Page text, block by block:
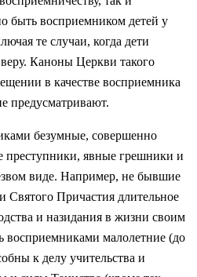
быть восприемником детей у
те случаи, когда дети
Каноны Церкви такого
в качестве восприемника
предусматривают.
безумные, совершенно
преступники, явные грешники и
виде. Например, не бывшие
Святого Причастия длительное
и назидания в жизни своим
восприемниками малолетние (до
к делу учительства и